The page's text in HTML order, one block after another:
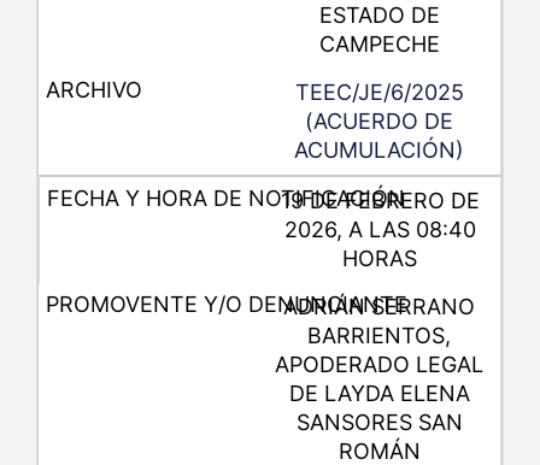
ESTADO DE
CAMPECHE
TEEC/JE/6/2025
(ACUERDO DE
ACUMULACIÓN)
19 DE FEBRERO DE
2026, A LAS 08:40
HORAS
ADRIÁN SERRANO
BARRIENTOS,
APODERADO LEGAL
DE LAYDA ELENA
SANSORES SAN
ROMÁN